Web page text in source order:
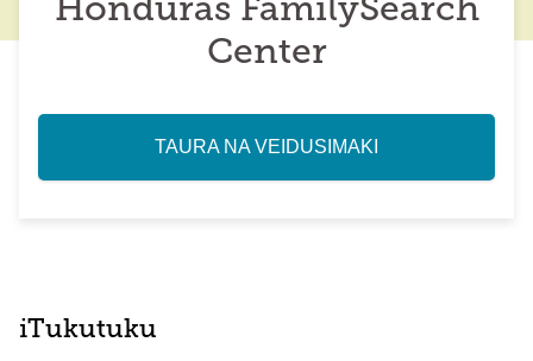
Honduras FamilySearch
Center
TAURA NA VEIDUSIMAKI
iTukutuku